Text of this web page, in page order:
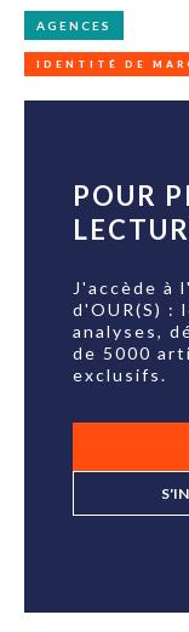
AGENCES
IDENTITÉ DE
POUR
J'accède à
d'OUR(S) :
analyses,
de 5000
exclusifs.